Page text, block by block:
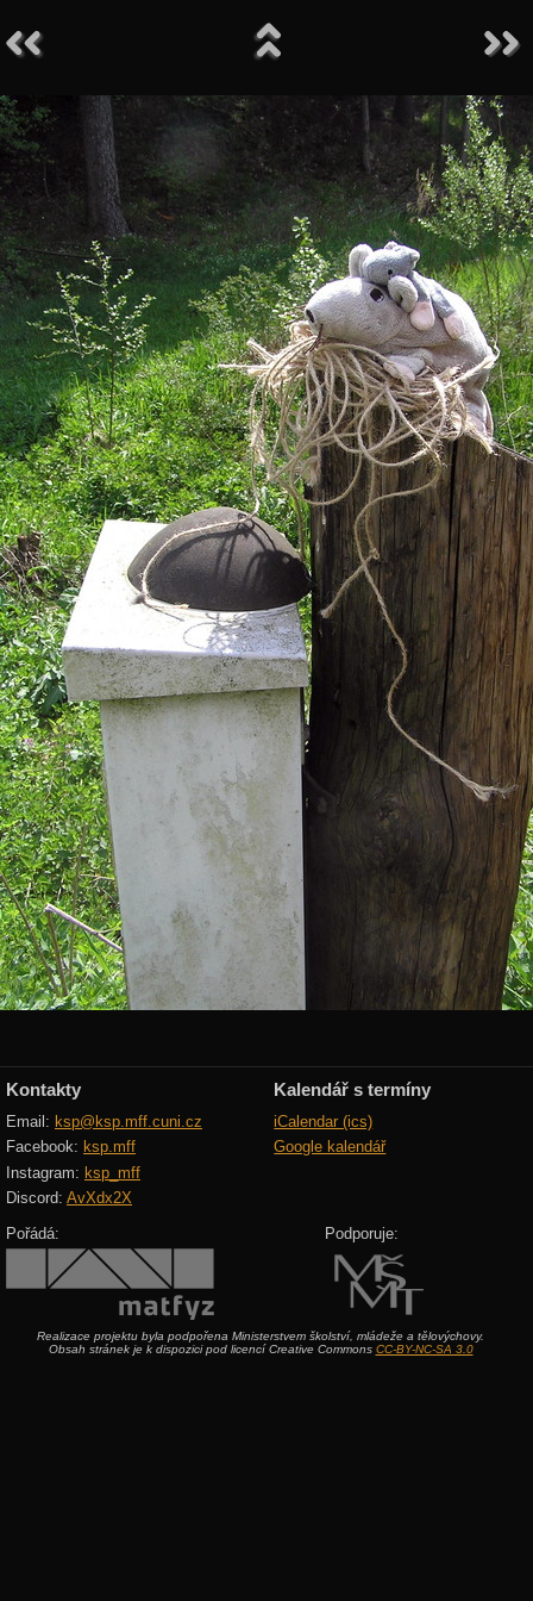
Kontakty
Email: ksp@ksp.mff.cuni.cz
Facebook: ksp.mff
Instagram: ksp_mff
Discord: AvXdx2X
Kalendář s termíny
iCalendar (ics)
Google kalendář
Pořádá: Podporuje:
Realizace projektu byla podpořena Ministerstvem školství, mládeže a tělovýchovy.
Obsah stránek je k dispozici pod licencí Creative Commons CC-BY-NC-SA 3.0